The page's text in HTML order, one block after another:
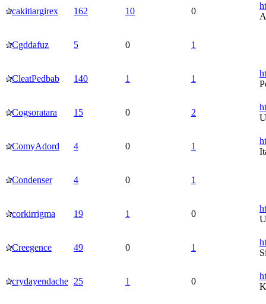
cakitiargirex 162 10 0
Cgddafuz 5 0 1
CleatPedbab 140 1 1
Cogsoratara 15 0 2
ComyAdord 4 0 1
Condenser 4 0 1
corkirrigma 19 1 0
Creegence 49 0 1
crydayendache 25 1 0